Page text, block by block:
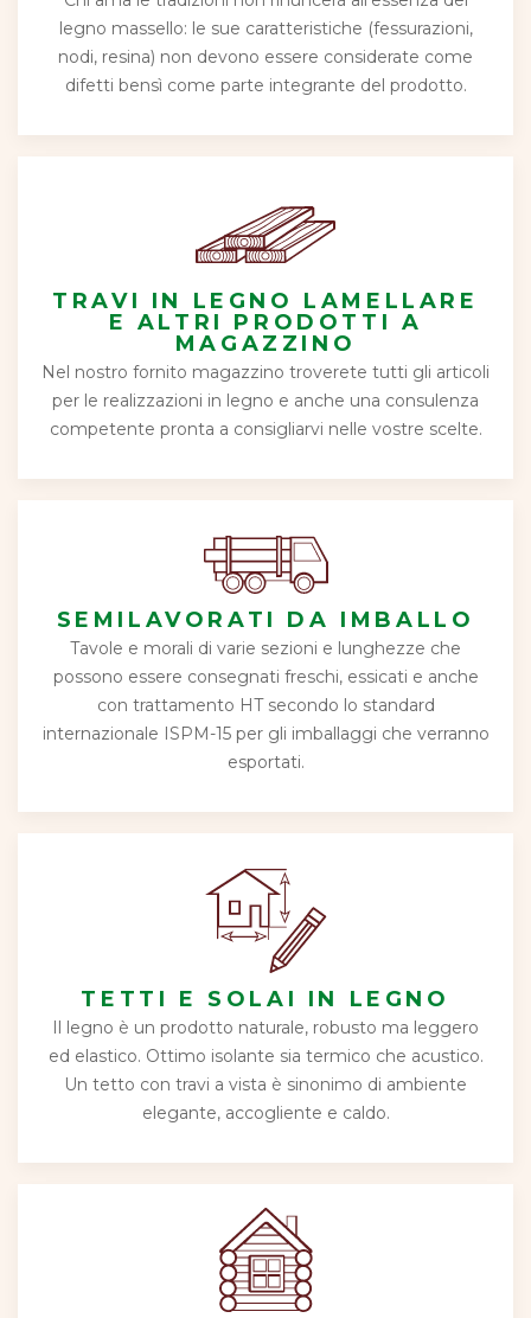
legno massello: le sue caratteristiche (fessurazioni,
nodi, resina) non devono essere considerate come
difetti bensì come parte integrante del prodotto.
TRAVI IN LEGNO LAMELLARE
E ALTRI PRODOTTI A
MAGAZZINO
Nel nostro fornito magazzino troverete tutti gli articoli
per le realizzazioni in legno e anche una consulenza
competente pronta a consigliarvi nelle vostre scelte.
SEMILAVORATI DA IMBALLO
Tavole e morali di varie sezioni e lunghezze che
possono essere consegnati freschi, essicati e anche
con trattamento HT secondo lo standard
internazionale ISPM-15 per gli imballaggi che verranno
esportati.
TETTI E SOLAI IN LEGNO
Il legno è un prodotto naturale, robusto ma leggero
ed elastico. Ottimo isolante sia termico che acustico.
Un tetto con travi a vista è sinonimo di ambiente
elegante, accogliente e caldo.